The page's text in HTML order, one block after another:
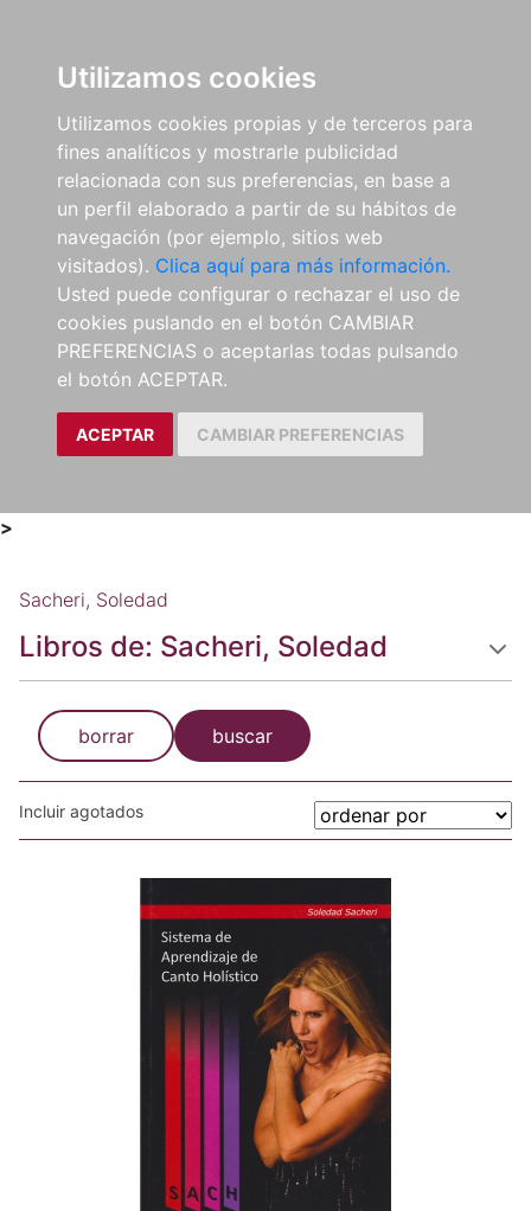
Utilizamos cookies
Utilizamos cookies propias y de terceros para
fines analíticos y mostrarle publicidad
relacionada con sus preferencias, en base a
un perfil elaborado a partir de su hábitos de
navegación (por ejemplo, sitios web
visitados). Clica aquí para más información.
Usted puede configurar o rechazar el uso de
cookies puslando en el botón CAMBIAR
PREFERENCIAS o aceptarlas todas pulsando
el botón ACEPTAR.
ACEPTAR CAMBIAR PREFERENCIAS
>
Sacheri, Soledad
Libros de: Sacheri, Soledad
borrar buscar
Incluir agotados